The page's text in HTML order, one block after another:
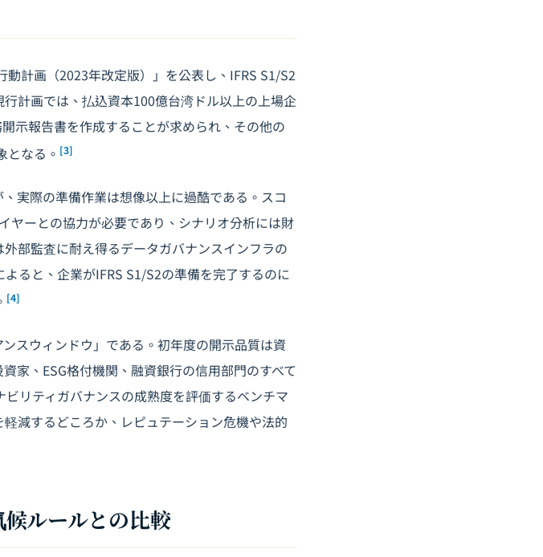
計画（2023年改定版）」を公表し、IFRS S1/S2
計画では、払込資本100億台湾ドル以上の上場企
示報告書を作成することが求められ、その他の
となる。 [3]
実際の準備作業は想像以上に過酷である。スコ
ヤーとの協力が必要であり、シナリオ分析には財
部監査に耐え得るデータガバナンスインフラの
ると、企業がIFRS S1/S2の準備を完了するのに
[4]
スウィンドウ」である。初年度の開示品質は資
家、ESG格付機関、融資銀行の信用部門のすべて
リティガバナンスの成熟度を評価するベンチマ
減するどころか、レピュテーション危機や法的
ルールとの比較